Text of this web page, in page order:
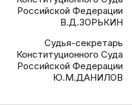
Российской Федерации
В.Д.ЗОРЬКИН
Судья-секретарь
Конституционного Суда
Российской Федерации
Ю.М.ДАНИЛОВ